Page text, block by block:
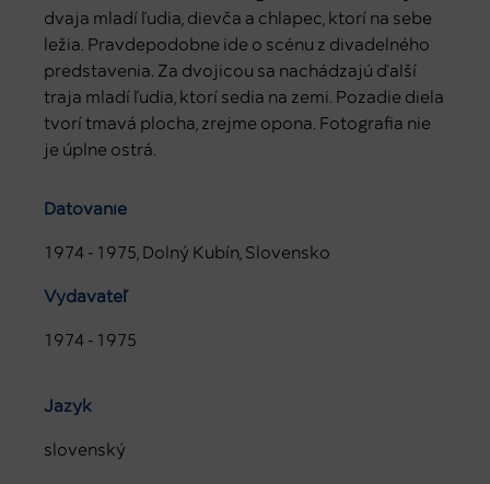
dvaja mladí ľudia, dievča a chlapec, ktorí na sebe
ležia. Pravdepodobne ide o scénu z divadelného
predstavenia. Za dvojicou sa nachádzajú ďalší
traja mladí ľudia, ktorí sedia na zemi. Pozadie diela
tvorí tmavá plocha, zrejme opona. Fotografia nie
je úplne ostrá.
Datovanie
1974 - 1975, Dolný Kubín, Slovensko
Vydavateľ
1974 - 1975
Jazyk
slovenský